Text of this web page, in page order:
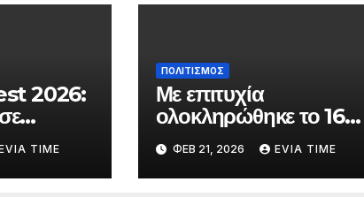
2026:
και
στη
TIME
ΠΟΛΙΤΙΣΜΟΣ
Με επιτυχία
ολοκληρώθηκε το 16ο
Πανελλήνιο Συμπόσιο
Επικούρειας
Φιλοσοφίας
ΦΕΒ 21, 2026 EVIA TIME